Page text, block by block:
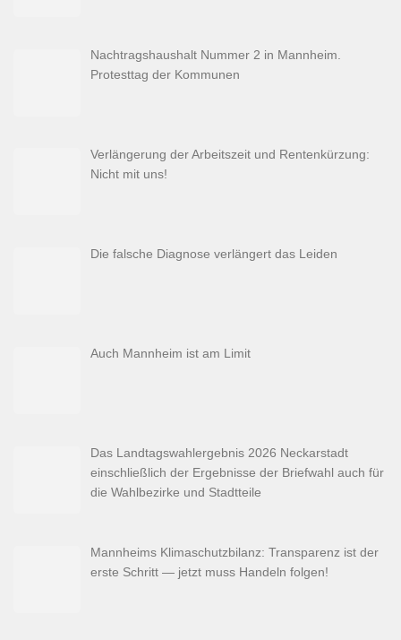
Nachtragshaushalt Nummer 2 in Mannheim.
Protesttag der Kommunen
Verlängerung der Arbeitszeit und Rentenkürzung:
Nicht mit uns!
Die falsche Diagnose verlängert das Leiden
Auch Mannheim ist am Limit
Das Landtagswahlergebnis 2026 Neckarstadt
einschließlich der Ergebnisse der Briefwahl auch für
die Wahlbezirke und Stadtteile
Mannheims Klimaschutzbilanz: Transparenz ist der
erste Schritt — jetzt muss Handeln folgen!